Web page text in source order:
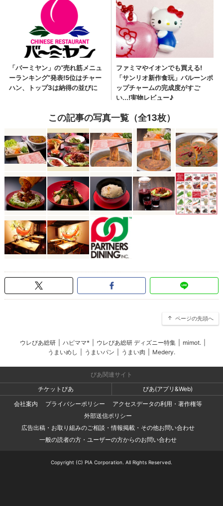
この記事の写真一覧（全13枚）
ページの先頭へ
ウレぴあ総研 ハピママ* ウレぴあ総研 ディズニー特集 mimot.
うまいめし
うまいパン うまい肉 Medery.
ぴあ関連サイト
チケットぴあ
ぴあ(アプリ&Web)
会社案内
プライバシーポリシー
アクセスデータの利用・著作権等
外部送信ポリシー
広告出稿・お取り組みのご相談・情報掲載・その他お問い合わせ
一般の読者の方・ユーザーの方からのお問い合わせ
Copyright (C) PIA Corporation. All Rights Reserved.